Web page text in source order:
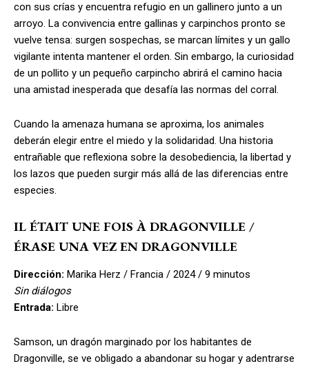
con sus crías y encuentra refugio en un gallinero junto a un
arroyo. La convivencia entre gallinas y carpinchos pronto se
vuelve tensa: surgen sospechas, se marcan límites y un gallo
vigilante intenta mantener el orden. Sin embargo, la curiosidad
de un pollito y un pequeño carpincho abrirá el camino hacia
una amistad inesperada que desafía las normas del corral.
Cuando la amenaza humana se aproxima, los animales
deberán elegir entre el miedo y la solidaridad. Una historia
entrañable que reflexiona sobre la desobediencia, la libertad y
los lazos que pueden surgir más allá de las diferencias entre
especies.
IL ÉTAIT UNE FOIS À DRAGONVILLE /
ÉRASE UNA VEZ EN DRAGONVILLE
Dirección: Marika Herz / Francia / 2024 / 9 minutos
Sin diálogos
Entrada: Libre
Samson, un dragón marginado por los habitantes de
Dragonville, se ve obligado a abandonar su hogar y adentrarse